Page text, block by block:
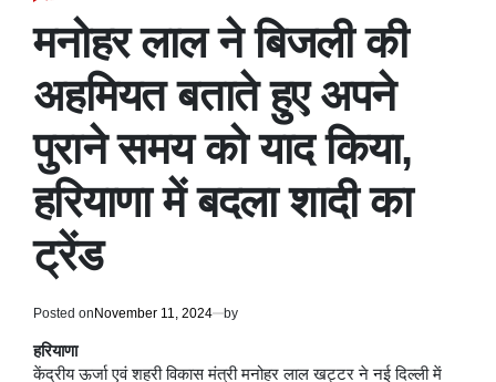
मनोहर लाल ने बिजली की
अहमियत बताते हुए अपने
पुराने समय को याद किया,
हरियाणा में बदला शादी का
ट्रेंड
Posted onNovember 11, 2024 by
हरियाणा
केंद्रीय ऊर्जा एवं शहरी विकास मंत्री मनोहर लाल खट्टर ने नई दिल्ली में